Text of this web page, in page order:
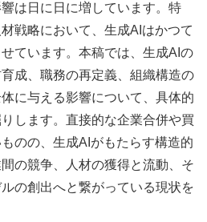
は日に日に増しています。特
戦略において、生成AIはかつて
ています。本稿では、生成AIの
成、職務の再定義、組織構造の
に与える影響について、具体的
します。直接的な企業合併や買
のの、生成AIがもたらす構造的
の競争、人材の獲得と流動、そ
の創出へと繋がっている現状を